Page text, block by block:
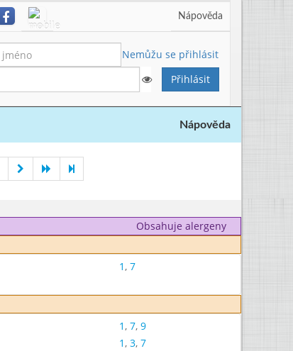
Nápověda
Nemůžu se přihlásit
Nápověda
Obsahuje alergeny
1, 7
1, 7, 9
1, 3, 7